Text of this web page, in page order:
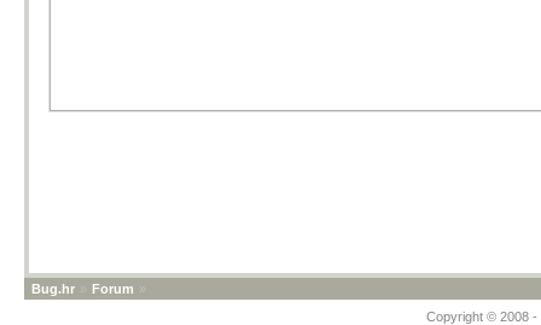
Bug.hr » Forum »
Copyright © 2008 -